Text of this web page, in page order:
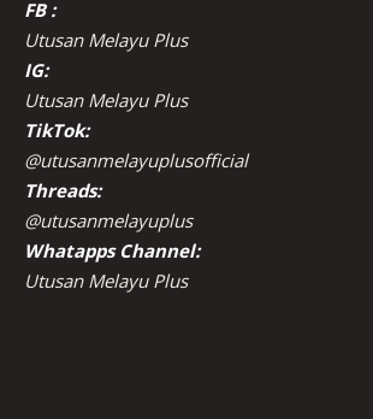
FB :
Utusan Melayu Plus
IG:
Utusan Melayu Plus
TikTok:
@utusanmelayuplusofficial
Threads:
@utusanmelayuplus
Whatapps Channel:
Utusan Melayu Plus